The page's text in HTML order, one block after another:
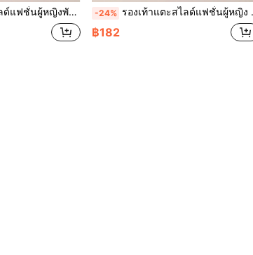
ม่ฤดูร้อน พื้นแบน สำหรับใส่กลางแจ้ง สีขาวพื้นเหลือง หัวเหลี่ยม -24% รองเท้าแตะสไลด์แฟชั่นผู้หญิง พับได้ พื้นแบน จีบ สำหรับทุกฤดู สไตล์ใหม่ฤดูร้อน พื้นแบนสำหรับกลางแจ้ง สีขาวพื้นเหลือง หัวเหลี่ยม
฿182